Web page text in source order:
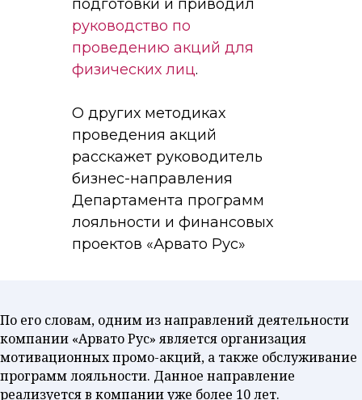
подготовки и приводил
руководство по
проведению акций для
физических лиц.
О других методиках
проведения акций
расскажет руководитель
бизнес-направления
Департамента программ
лояльности и финансовых
проектов «Арвато Рус»
По его словам, одним из направлений деятельности
компании «Арвато Рус» является организация
мотивационных промо-акций, а также обслуживание
программ лояльности. Данное направление
реализуется в компании уже более 10 лет.